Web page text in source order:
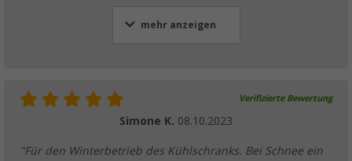
mehr anzeigen
Verifizierte Bewertung
Simone K. 08.10.2023
"Für den Winterbetrieb des Kühlschranks. Bei Schnee ein